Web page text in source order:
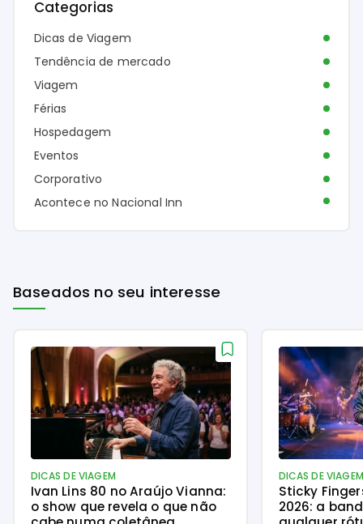
Categorias
Dicas de Viagem
Tendência de mercado
Viagem
Férias
Hospedagem
Eventos
Corporativo
Acontece no Nacional Inn
Baseados no seu interesse
DICAS DE VIAGEM
Ivan Lins 80 no Araújo Vianna:
o show que revela o que não
DICAS DE VIAGEM
Sticky
2026: a